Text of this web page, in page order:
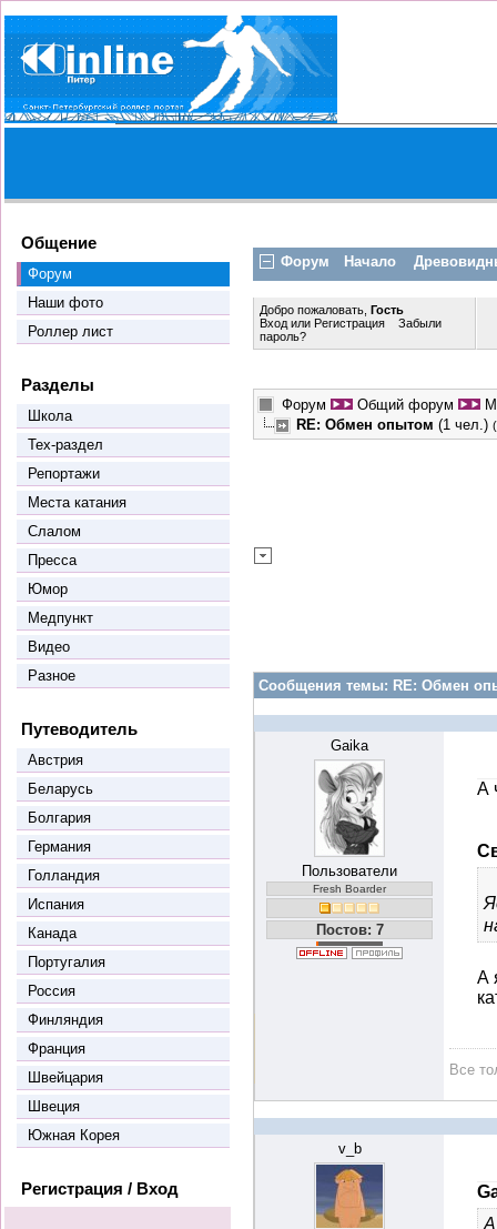
Общение
Форум
Наши фото
Роллер лист
Разделы
Школа
Тех-раздел
Репортажи
Места катания
Слалом
Пресса
Юмор
Медпункт
Видео
Разное
Путеводитель
Австрия
Беларусь
Болгария
Германия
Голландия
Испания
Канада
Португалия
Россия
Финляндия
Франция
Швейцария
Швеция
Южная Корея
Регистрация / Вход
Форум Начало
Добро пожаловать,Гость
Входили Регистрация
Забыли
пароль?
Форум Общий форум
RE: Обмен опытом(1 чел.)
Сообщения темы: RE: Обмен
Gaika
Пользователи
Fresh Boarder
Постов: 7
А
А
Все
v_b
А